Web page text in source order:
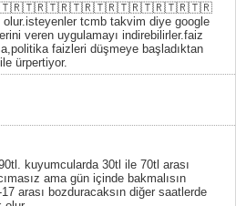
olur.isteyenler tcmb takvim diye google
veren uygulamayı indirebilirler.faiz
faizleri düşmeye başladıktan
ürpertiyor.
kuyumcularda 30tl ile 70tl arası
ama gün içinde bakmalısın
arası bozduracaksın diğer saatlerde